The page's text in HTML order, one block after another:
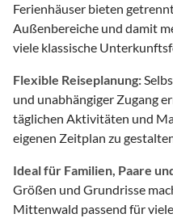
Ferienhäuser bieten
Außenbereiche und damit
viele klassische
Flexible Reiseplanung:
und unabhängiger Zugang
täglichen Aktivitäten und
eigenen Zeitplan zu
Ideal für Familien, Paare
Größen und Grundrisse
Mittenwald passend für